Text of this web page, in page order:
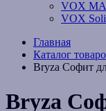
VOX
VOX
Главная
Каталог
Bryza Софит
Bryza